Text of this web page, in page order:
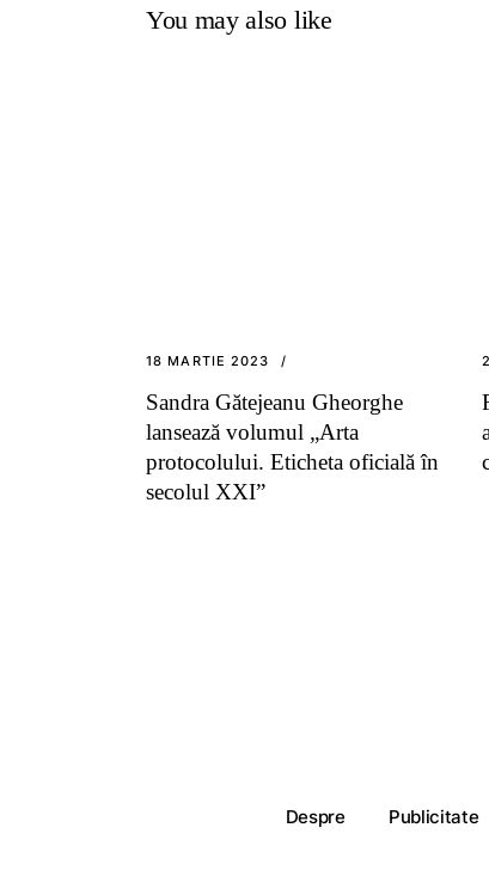
You may also like
18 MARTIE 2023
Sandra Gătejeanu Gheorghe
lansează volumul „Arta
protocolului. Eticheta oficială în
secolul XXI”
Despre Publicitate